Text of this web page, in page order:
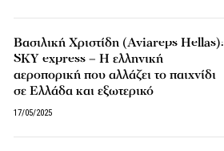
Βασιλική Χριστίδη (Aviareps Hellas):
SKY express – Η ελληνική
αεροπορική που αλλάζει το παιχνίδι
σε Ελλάδα και εξωτερικό
17/05/2025